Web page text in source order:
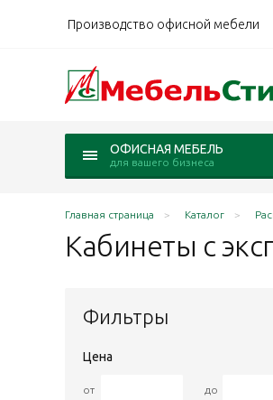
Производство офисной мебели
ОФИСНАЯ МЕБЕЛЬ
для вашего бизнеса
Главная страница Каталог
Кабинеты с
Фильтры
Цена
от до